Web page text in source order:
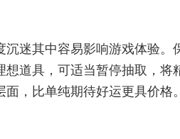
迷其中容易影响游戏体验。
道具，可适当暂停抽取，将
，比单纯期待好运更具价格。